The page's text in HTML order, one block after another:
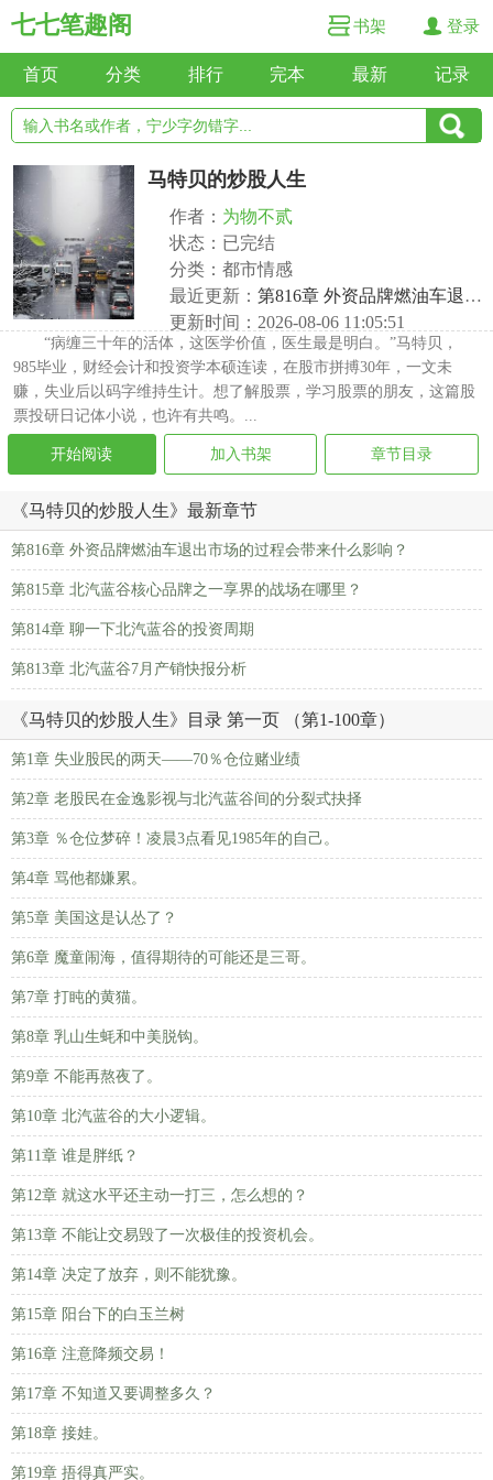
七七笔趣阁 书架 登录
首页 分类 排行 完本 最新 记录
马特贝的炒股人生
作者： 为物不贰
状态：已完结
分类：都市情感
最近更新： 第816章 外资品牌燃油车退出市场的过程会带来什么影响？
更新时间：2026-08-06 11:05:51
“病缠三十年的活体，这医学价值，医生最是明白。”马特贝，
985毕业，财经会计和投资学本硕连读，在股市拼搏30年，一文未
赚，失业后以码字维持生计。想了解股票，学习股票的朋友，这篇股
票投研日记体小说，也许有共鸣。...
开始阅读 加入书架 章节目录
《马特贝的炒股人生》最新章节
第816章 外资品牌燃油车退出市场的过程会带来什么影响？
第815章 北汽蓝谷核心品牌之一享界的战场在哪里？
第814章 聊一下北汽蓝谷的投资周期
第813章 北汽蓝谷7月产销快报分析
《马特贝的炒股人生》目录 第一页 （第1-100章）
第1章 失业股民的两天——70％仓位赌业绩
第2章 老股民在金逸影视与北汽蓝谷间的分裂式抉择
第3章 ％仓位梦碎！凌晨3点看见1985年的自己。
第4章 骂他都嫌累。
第5章 美国这是认怂了？
第6章 魔童闹海，值得期待的可能还是三哥。
第7章 打盹的黄猫。
第8章 乳山生蚝和中美脱钩。
第9章 不能再熬夜了。
第10章 北汽蓝谷的大小逻辑。
第11章 谁是胖纸？
第12章 就这水平还主动一打三，怎么想的？
第13章 不能让交易毁了一次极佳的投资机会。
第14章 决定了放弃，则不能犹豫。
第15章 阳台下的白玉兰树
第16章 注意降频交易！
第17章 不知道又要调整多久？
第18章 接娃。
第19章 捂得真严实。